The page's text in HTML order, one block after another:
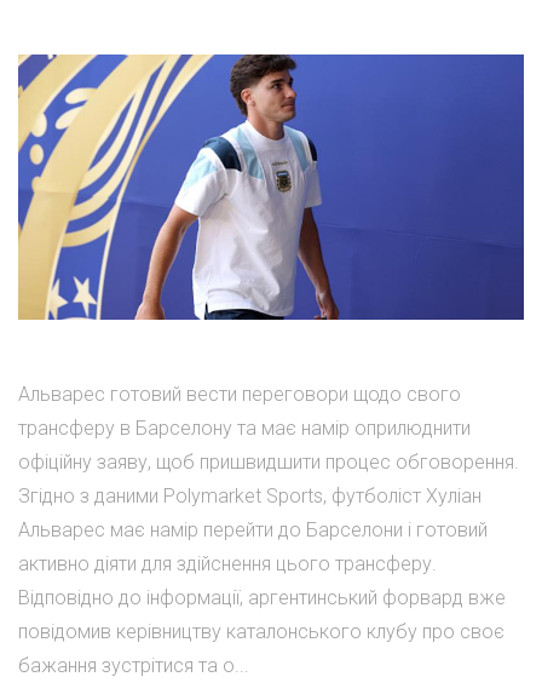
Альварес готовий вести переговори щодо свого
трансферу в Барселону та має намір оприлюднити
офіційну заяву, щоб пришвидшити процес обговорення.
Згідно з даними Polymarket Sports, футболіст Хуліан
Альварес має намір перейти до Барселони і готовий
активно діяти для здійснення цього трансферу.
Відповідно до інформації, аргентинський форвард вже
повідомив керівництву каталонського клубу про своє
бажання зустрітися та о...